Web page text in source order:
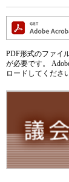
PDF形式のファイ
が必要です。
ロードしてくださ